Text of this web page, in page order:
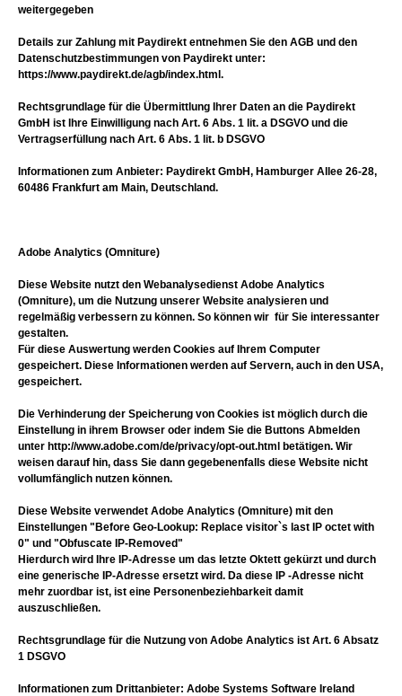
weitergegeben
Details zur Zahlung mit Paydirekt entnehmen Sie den AGB und den
Datenschutzbestimmungen von Paydirekt unter:
https://www.paydirekt.de/agb/index.html.
Rechtsgrundlage für die Übermittlung Ihrer Daten an die Paydirekt
GmbH ist Ihre Einwilligung nach Art. 6 Abs. 1 lit. a DSGVO und die
Vertragserfüllung nach Art. 6 Abs. 1 lit. b DSGVO
Informationen zum Anbieter: Paydirekt GmbH, Hamburger Allee 26-28,
60486 Frankfurt am Main, Deutschland.
Adobe Analytics (Omniture)
Diese Website nutzt den Webanalysedienst Adobe Analytics
(Omniture), um die Nutzung unserer Website analysieren und
regelmäßig verbessern zu können. So können wir für Sie interessanter
gestalten.
Für diese Auswertung werden Cookies auf Ihrem Computer
gespeichert. Diese Informationen werden auf Servern, auch in den USA,
gespeichert.
Die Verhinderung der Speicherung von Cookies ist möglich durch die
Einstellung in ihrem Browser oder indem Sie die Buttons Abmelden
unter http://www.adobe.com/de/privacy/opt-out.html betätigen. Wir
weisen darauf hin, dass Sie dann gegebenenfalls diese Website nicht
vollumfänglich nutzen können.
Diese Website verwendet Adobe Analytics (Omniture) mit den
Einstellungen "Before Geo-Lookup: Replace visitor`s last IP octet with
0" und "Obfuscate IP-Removed"
Hierdurch wird Ihre IP-Adresse um das letzte Oktett gekürzt und durch
eine generische IP-Adresse ersetzt wird. Da diese IP -Adresse nicht
mehr zuordbar ist, ist eine Personenbeziehbarkeit damit
auszuschließen.
Rechtsgrundlage für die Nutzung von Adobe Analytics ist Art. 6 Absatz
1 DSGVO
Informationen zum Drittanbieter: Adobe Systems Software Ireland